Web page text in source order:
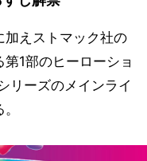
加えストマック社の
1部のヒーローショ
リーズのメインライ